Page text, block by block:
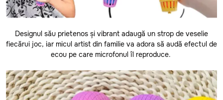
Designul său prietenos și vibrant adaugă un strop de veselie
fiecărui joc, iar micul artist din familie va adora să audă efectul de
ecou pe care microfonul îl reproduce.
Balti
Basarabeasca
Briceni
Calarasi